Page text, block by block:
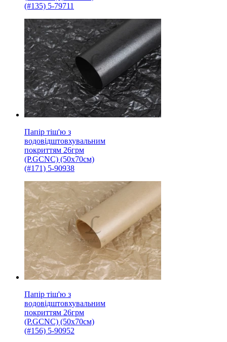
(#135) 5-79711
Папір тіш'ю з
водовідштовхувальним
покриттям 26грм
(P.GCNC) (50x70см)
(#171) 5-90938
Папір тіш'ю з
водовідштовхувальним
покриттям 26грм
(P.GCNC) (50x70см)
(#156) 5-90952